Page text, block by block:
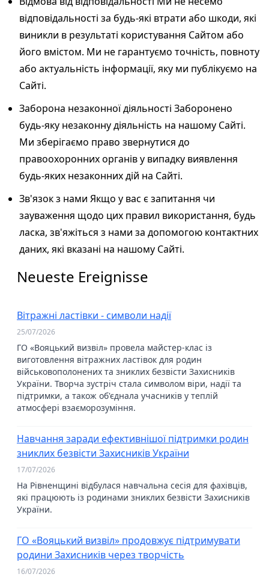
відповідальності за будь-які втрати або шкоди, які
виникли в результаті користування Сайтом або
його вмістом. Ми не гарантуємо точність, повноту
або актуальність інформації, яку ми публікуємо на
Сайті.
Заборона незаконної діяльності Заборонено
будь-яку незаконну діяльність на нашому Сайті.
Ми зберігаємо право звернутися до
правоохоронних органів у випадку виявлення
будь-яких незаконних дій на Сайті.
Зв'язок з нами Якщо у вас є запитання чи
зауваження щодо цих правил використання, будь
ласка, зв'яжіться з нами за допомогою контактних
даних, які вказані на нашому Сайті.
Neueste Ereignisse
Вітражні ластівки - символи надії
25/07/2026
ГО «Вояцький визвіл» провела майстер-клас із
виготовлення вітражних ластівок для родин
військовополонених та зниклих безвісти Захисників
України. Творча зустріч стала символом віри, надії та
підтримки, а також об'єднала учасників у теплій
атмосфері взаєморозуміння.
Навчання заради ефективнішої підтримки родин
зниклих безвісти Захисників України
17/07/2026
На Рівненщині відбулася навчальна сесія для фахівців,
які працюють із родинами зниклих безвісти Захисників
України.
ГО «Вояцький визвіл» продовжує підтримувати
родини Захисників через творчість
16/07/2026